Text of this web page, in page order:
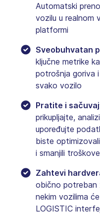
Automatski
vozilu u realnom
platformi
Sveobuhvatan
ključne metrike
potrošnja goriva
svako vozilo
Pratite i
prikupljajte,
upoređujte
biste
i smanjili troškove
Zahtevi
obično potreban
nekim vozilima
LOGISTIC